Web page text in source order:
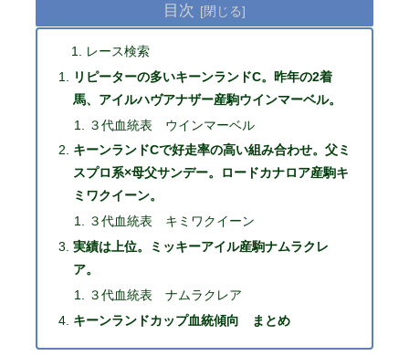
目次
レース検索
リピーターの多いキーンランドC。昨年の2着
馬、アイルハヴアナザー産駒ウインマーベル。
３代血統表 ウインマーベル
キーンランドCで好走率の高い組み合わせ。父ミ
スプロ系×母父サンデー。ロードカナロア産駒キ
ミワクイーン。
３代血統表 キミワクイーン
実績は上位。ミッキーアイル産駒ナムラクレ
ア。
３代血統表 ナムラクレア
キーンランドカップ血統傾向 まとめ